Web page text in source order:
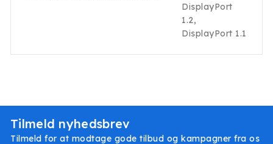
DisplayPort
1.2,
DisplayPort 1.1
Tilmeld nyhedsbrev
Tilmeld for at modtage gode tilbud og kampagner fra os